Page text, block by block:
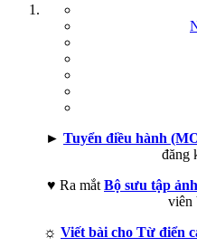
► Tuyển điều hành
đăng
♥ Ra mắt Bộ sưu tập
viên
☼ Viết bài cho Từ điển